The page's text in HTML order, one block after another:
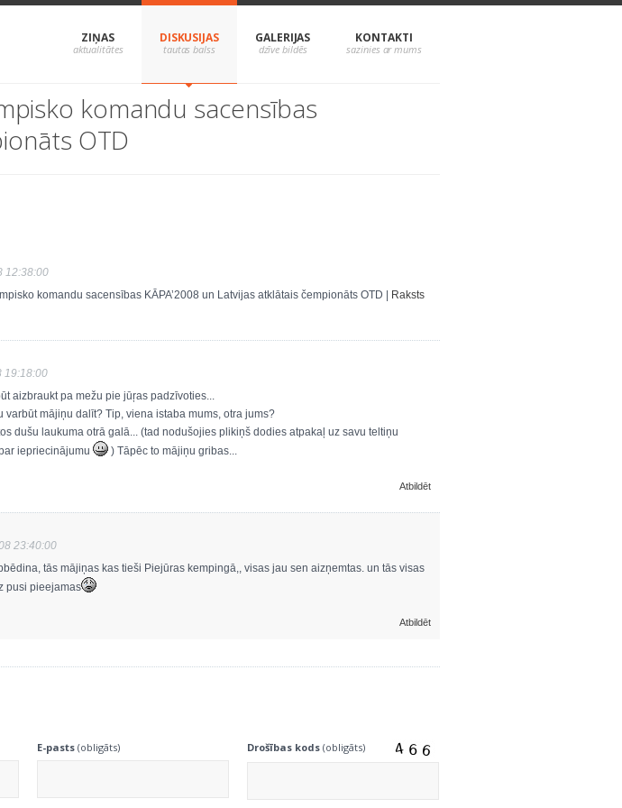
ZIŅAS DISKUSIJAS GALERIJAS KONTAKTI
komandu sacensības
OTD
12:38:00
komandu sacensības KĀPA’2008 un Latvijas atklātais čempionāts OTD |
Raksts
19:18:00
aizbraukt pa mežu pie jūŗas padzīvoties...
varbūt mājiņu dalīt? Tip, viena istaba mums, otra jums?
dušu laukuma otrā galā... (tad nodušojies plikiņš dodies atpakaļ uz savu teltiņu
iepriecinājumu
) Tāpēc to mājiņu gribas...
Atbildēt
23:40:00
tās mājiņas kas tieši Piejūras kempingā,, visas jau sen aizņemtas. un tās visas
pusi pieejamas
Atbildēt
E-pasts (obligāts) Drošības kods (obligāts)